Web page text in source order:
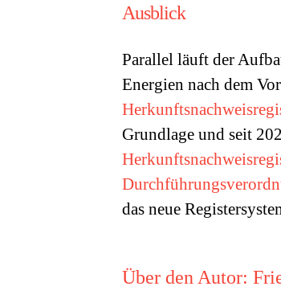
Ausblick
Parallel läuft der
Energien nach dem
Grundlage und seit
das neue
Über den Autor: